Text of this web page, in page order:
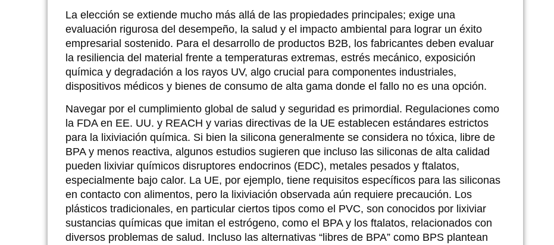
La elección se extiende mucho más allá de las propiedades principales; exige una
evaluación rigurosa del desempeño, la salud y el impacto ambiental para lograr un éxito
empresarial sostenido. Para el desarrollo de productos B2B, los fabricantes deben evaluar
la resiliencia del material frente a temperaturas extremas, estrés mecánico, exposición
química y degradación a los rayos UV, algo crucial para componentes industriales,
dispositivos médicos y bienes de consumo de alta gama donde el fallo no es una opción.
Navegar por el cumplimiento global de salud y seguridad es primordial. Regulaciones como
la FDA en EE. UU. y REACH y varias directivas de la UE establecen estándares estrictos
para la lixiviación química. Si bien la silicona generalmente se considera no tóxica, libre de
BPA y menos reactiva, algunos estudios sugieren que incluso las siliconas de alta calidad
pueden lixiviar químicos disruptores endocrinos (EDC), metales pesados ​​y ftalatos,
especialmente bajo calor. La UE, por ejemplo, tiene requisitos específicos para las siliconas
en contacto con alimentos, pero la lixiviación observada aún requiere precaución. Los
plásticos tradicionales, en particular ciertos tipos como el PVC, son conocidos por lixiviar
sustancias químicas que imitan el estrógeno, como el BPA y los ftalatos, relacionados con
diversos problemas de salud. Incluso las alternativas “libres de BPA” como BPS plantean